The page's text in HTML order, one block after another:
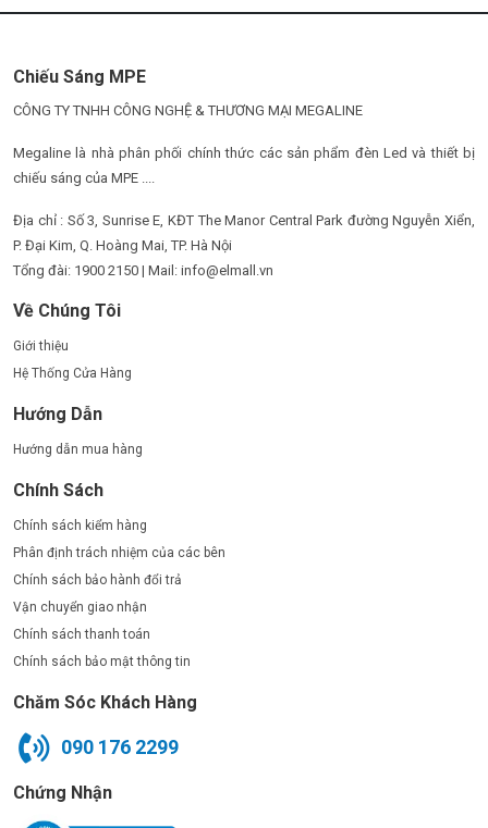
Chiếu Sáng MPE
CÔNG TY TNHH CÔNG NGHỆ & THƯƠNG MẠI MEGALINE
Megaline là nhà phân phối chính thức các sản phẩm đèn Led và thiết bị
chiếu sáng của MPE ....
Địa chỉ : Số 3, Sunrise E, KĐT The Manor Central Park đường Nguyễn Xiển,
P. Đại Kim, Q. Hoàng Mai, TP. Hà Nội
Tổng đài: 1900 2150 | Mail: info@elmall.vn
Về Chúng Tôi
Giới thiệu
Hệ Thống Cửa Hàng
Hướng Dẫn
Hướng dẫn mua hàng
Chính Sách
Chính sách kiểm hàng
Phân định trách nhiệm của các bên
Chính sách bảo hành đổi trả
Vận chuyển giao nhận
Chính sách thanh toán
Chính sách bảo mật thông tin
Chăm Sóc Khách Hàng
090 176 2299
Chứng Nhận